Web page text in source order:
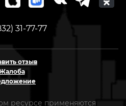
31-77-77
отзыв
ресурсе применяются